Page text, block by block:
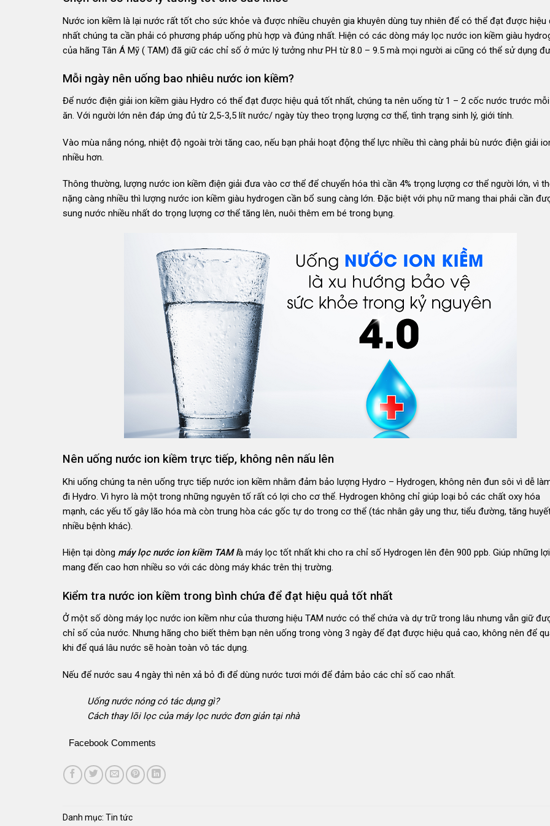
Nước ion kiềm là lại nước rất tốt cho sức khỏe và được nhiều chuyên gia khuyên dùng tuy nhiên để có thể đạt được hiệu
nhất chúng ta cần phải có phương pháp uống phù hợp và đúng nhất. Hiện có các dòng máy lọc nước ion kiềm giàu
của hãng Tân Á Mỹ ( TAM) đã giữ các chỉ số ở mức lý tưởng như PH từ 8.0 – 9.5 mà mọi người ai cũng có thể sử dụng
Mỗi ngày nên uống bao nhiêu nước ion kiềm?
Để nước điện giải ion kiềm giàu Hydro có thể đạt được hiệu quả tốt nhất, chúng ta nên uống từ 1 – 2 cốc nước trước
ăn. Với người lớn nên đáp ứng đủ từ 2,5-3,5 lít nước/ ngày tùy theo trọng lượng cơ thể, tình trạng sinh lý, giới tính.
Vào mùa nắng nóng, nhiệt độ ngoài trời tăng cao, nếu bạn phải hoạt động thể lực nhiều thì càng phải bù nước điện giải
nhiều hơn.
Thông thường, lượng nước ion kiềm điện giải đưa vào cơ thể để chuyển hóa thì cần 4% trọng lượng cơ thể người lớn, vì
nặng càng nhiều thì lượng nước ion kiềm giàu hydrogen cần bổ sung càng lớn. Đặc biệt với phụ nữ mang thai phải cần
sung nước nhiều nhất do trọng lượng cơ thể tăng lên, nuôi thêm em bé trong bụng.
Nên uống nước ion kiềm trực tiếp, không nên nấu lên
Khi uống chúng ta nên uống trực tiếp nước ion kiềm nhằm đảm bảo lượng Hydro – Hydrogen, không nên đun sôi vì dễ
đi Hydro. Vì hyro là một trong những nguyên tố rất có lợi cho cơ thể. Hydrogen không chỉ giúp loại bỏ các chất oxy hóa
mạnh, các yếu tố gây lão hóa mà còn trung hòa các gốc tự do trong cơ thể (tác nhân gây ung thư, tiểu đường, tăng
nhiều bệnh khác).
Hiện tại dòng máy lọc nước ion kiềm TAM là máy lọc tốt nhất khi cho ra chỉ số Hydrogen lên đên 900 ppb. Giúp những
mang đến cao hơn nhiều so với các dòng máy khác trên thị trường.
Kiểm tra nước ion kiềm trong bình chứa để đạt hiệu quả tốt nhất
Ở một số dòng máy lọc nước ion kiềm như của thương hiệu TAM nước có thể chứa và dự trữ trong lâu nhưng vẫn giữ
chỉ số của nước. Nhưng hãng cho biết thêm bạn nên uống trong vòng 3 ngày để đạt được hiệu quả cao, không nên để
khi để quá lâu nước sẽ hoàn toàn vô tác dụng.
Nếu để nước sau 4 ngày thì nên xả bỏ đi để dùng nước tươi mới để đảm bảo các chỉ số cao nhất.
Uống nước nóng có tác dụng gì?
Cách thay lõi lọc của máy lọc nước đơn giản tại nhà
Facebook Comments
Danh mục: Tin tức